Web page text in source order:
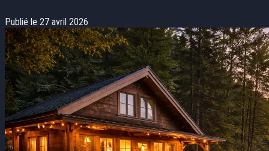
Publié le 27 avril 2026